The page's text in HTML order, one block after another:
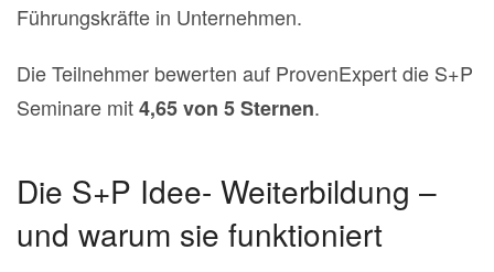
Führungskräfte in Unternehmen.
Die Teilnehmer bewerten auf ProvenExpert die S+P
Seminare mit4,65 von 5 Sternen.
Die S+P Idee- Weiterbildung –
und warum sie funktioniert